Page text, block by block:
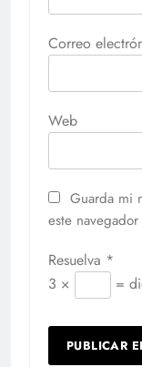
Correo
Web
Guarda mi
este
Resuelva *
3 ×
=